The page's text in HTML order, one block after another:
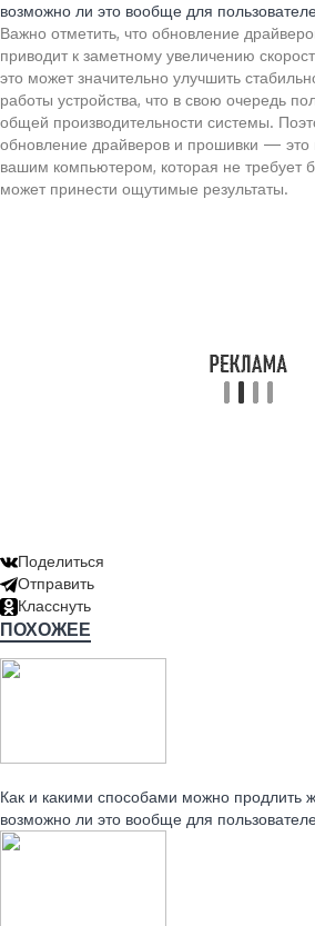
возможно ли это вообще для
Важно отметить, что обновление
приводит к заметному увеличению
это может значительно улучшить
работы устройства, что в свою очередь
общей производительности системы.
обновление драйверов и прошивки — это
вашим компьютером, которая не требует
может принести ощутимые результаты.
Поделиться
Отправить
Класснуть
ПОХОЖЕЕ
Как и какими способами можно продлить
возможно ли это вообще для